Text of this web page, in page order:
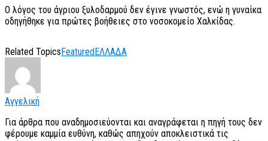
Ο λόγος του άγριου ξυλοδαρμού δεν έγινε γνωστός, ενώ η γυναίκα
οδηγήθηκε για πρώτες βοήθειες στο νοσοκομείο Χαλκίδας.
Related Topics Featured ΕΛΛΑΔΑ
Αγγελική
Για άρθρα που αναδημοσιεύονται και αναγράφεται η πηγή τους δεν
φέρουμε καμμία ευθύνη, καθώς απηχούν αποκλειστικά τις